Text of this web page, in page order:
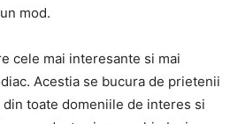
mod.
cele mai interesante si mai
Acestia se bucura de prietenii
toate domeniile de interes si